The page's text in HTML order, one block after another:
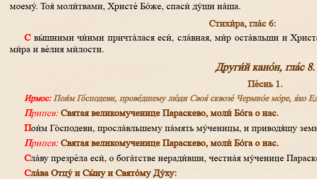
моему́. Тоя́ моли́твами, Христе́ Бо́же, спаси́ ду́ши на́ша.
Стихи́ра, гла́с 6:
С вы́шними чи́нми причта́лася еси́, сла́вная, ми́р оста́вльши и Христа́ возжеле́вши, Параске́во всечестна́я, проси́ на́м
ми́ра и ве́лия ми́лости.
Други́й кано́н, гла́с 8.
Пе́снь 1.
Ирмос:Пои́м Го́сподеви, прове́дшему лю́ди Своя́ сквозе́ Чермно́е мо́ре, я́ко
Припев: Святая великомученице Параскево, моли́ Бо́га о нас.
Пои́м Го́сподеви, просла́вльшему па́мять му́ченицы, и приводя́щу
Припев: Святая великомученице Параскево, моли́ Бо́га о нас.
Сла́ву презре́ла еси́, о бога́тстве неради́вши, честна́я му́ченице
Сла́ва Отцу́ и Сы́ну и Свято́му Ду́ху: